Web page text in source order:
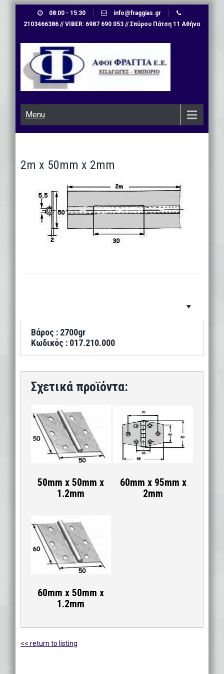
08:00 - 15:30
info@fraggias.gr
2103466386 // VIBER: 6987 690 053 // Σπύρου Πάτση 11 Αθήνα
Menu
2m x 50mm x 2mm
Βάρος : 2700gr
Κωδικός : 017.210.000
50mm x 50mm x
1.2mm
60mm x 95mm x
2mm
60mm x 50mm x
1.2mm
<< return to listing